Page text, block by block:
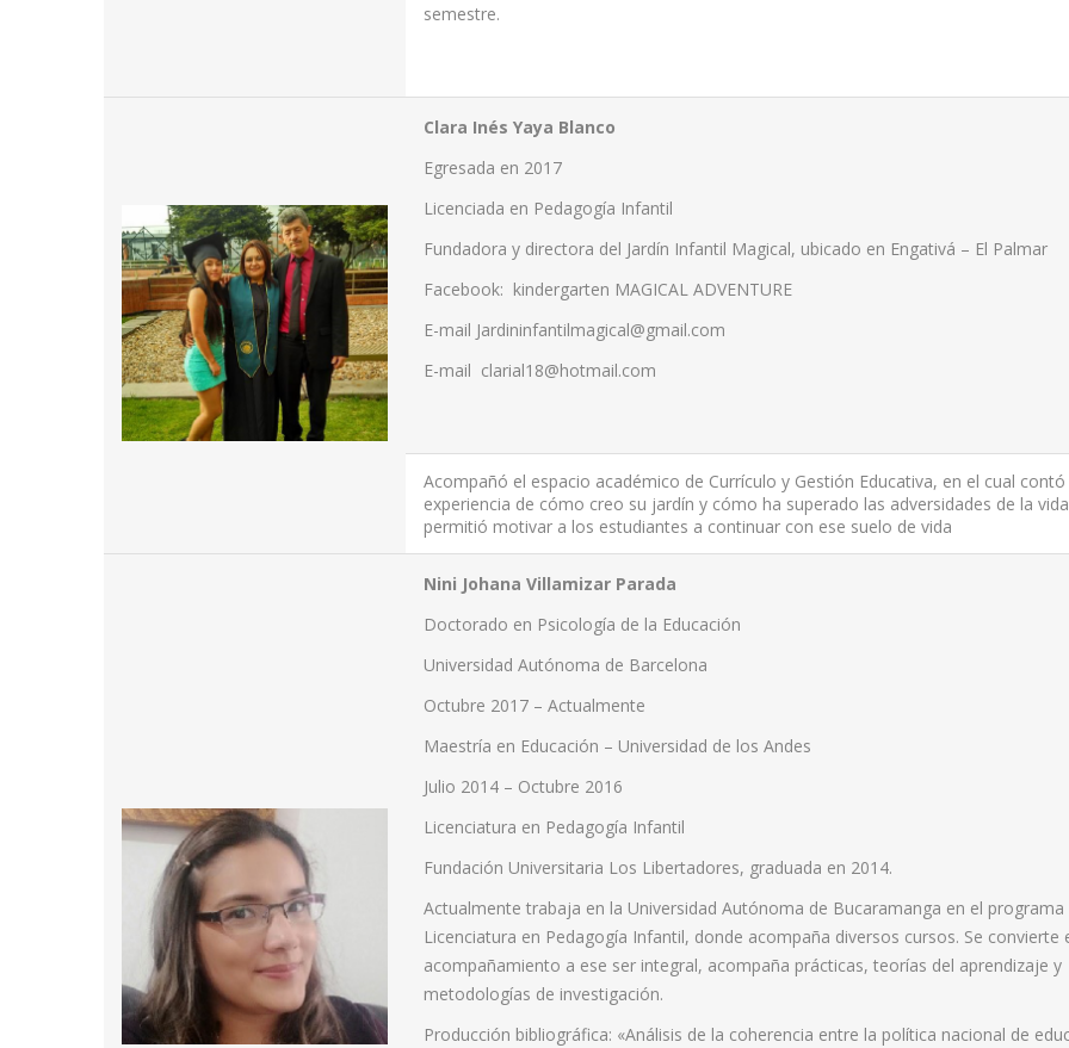
semestre.
Clara Inés Yaya Blanco
Egresada en 2017
Licenciada en Pedagogía Infantil
Fundadora y directora del Jardín Infantil Magical, ubicado en Engativá – El Palmar
Facebook: kindergarten MAGICAL ADVENTURE
E-mail Jardininfantilmagical@gmail.com
E-mail clarial18@hotmail.com
Acompañó el espacio académico de Currículo y Gestión Educativa, en el cual contó
experiencia de cómo creo su jardín y cómo ha superado las adversidades de la
permitió motivar a los estudiantes a continuar con ese suelo de vida
Nini Johana Villamizar Parada
Doctorado en Psicología de la Educación
Universidad Autónoma de Barcelona
Octubre 2017 – Actualmente
Maestría en Educación – Universidad de los Andes
Julio 2014 – Octubre 2016
Licenciatura en Pedagogía Infantil
Fundación Universitaria Los Libertadores, graduada en 2014.
Actualmente trabaja en la Universidad Autónoma de Bucaramanga en el programa
Licenciatura en Pedagogía Infantil, donde acompaña diversos cursos. Se convierte
acompañamiento a ese ser integral, acompaña prácticas, teorías del aprendizaje y
metodologías de investigación.
Producción bibliográfica: «Análisis de la coherencia entre la política nacional de